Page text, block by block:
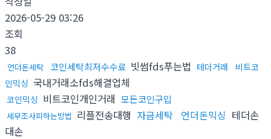
2026-05-29 03:26
조회
38
언더돈세탁 코인세탁최저수수료 빗썸fds푸는법 테더거래
비트코
인믹싱 국내거래소fds해결업체
코인믹싱 비트코인개인거래 모든코인구입
세무조사피하는방법 리플전송대행 자금세탁 언더돈믹싱 테더손
대손